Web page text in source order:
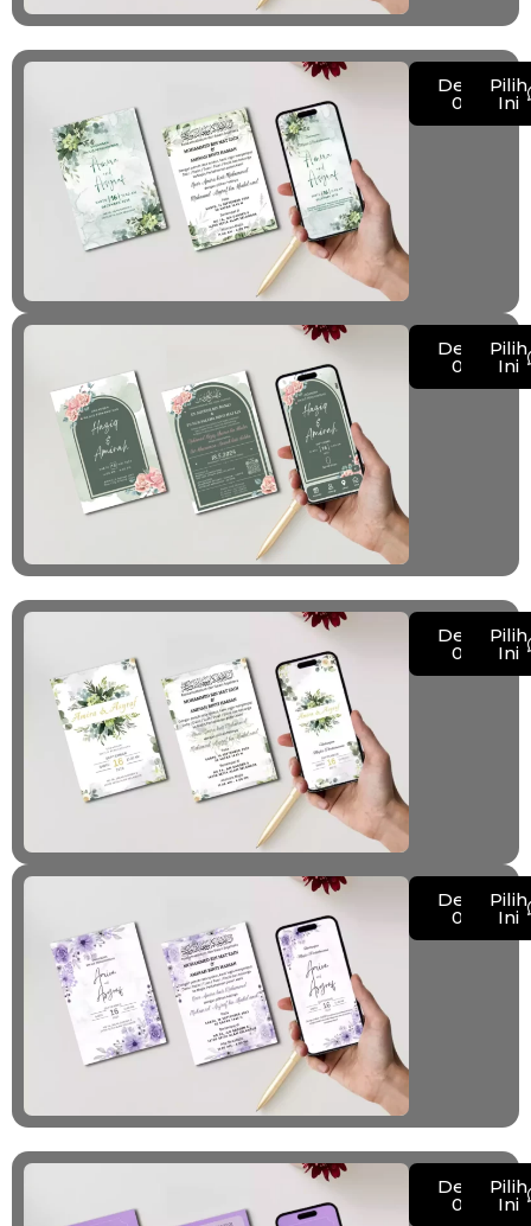
Demo
013
Pilih
Ini
Demo
014
Pilih
Ini
Demo
015
Pilih
Ini
Demo
016
Pilih
Ini
Demo
017
Pilih
Ini